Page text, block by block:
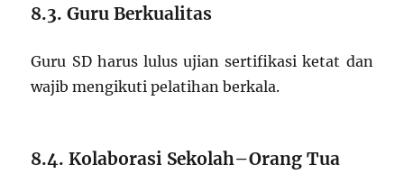
8.3. Guru Berkualitas
Guru SD harus lulus ujian sertifikasi ketat dan
wajib mengikuti pelatihan berkala.
8.4. Kolaborasi Sekolah–Orang Tua